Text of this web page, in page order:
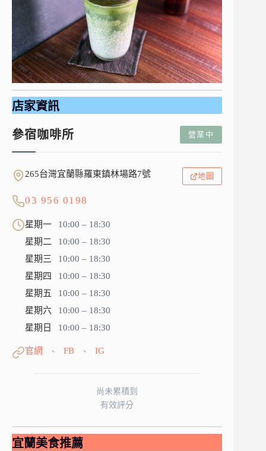
店家資訊
參宿咖啡所 營業中
265台灣宜蘭縣羅東鎮林場路7號 地圖
03 956 0198
星期一
10:00 – 18:30
星期二
10:00 – 18:30
星期三
10:00 – 18:30
星期四
10:00 – 18:30
星期五
10:00 – 18:30
星期六
10:00 – 18:30
星期日
10:00 – 18:30
官網 、 FB 、 IG
尚未累積到
有效評分
宜蘭美食推薦